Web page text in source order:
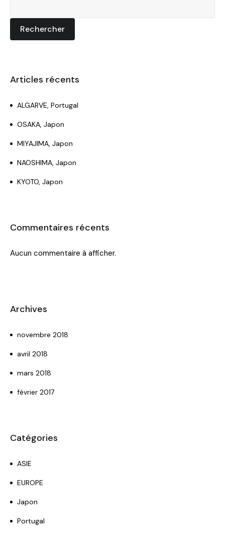
Rechercher
Articles récents
ALGARVE, Portugal
OSAKA, Japon
MIYAJIMA, Japon
NAOSHIMA, Japon
KYOTO, Japon
Commentaires récents
Aucun commentaire à afficher.
Archives
novembre 2018
avril 2018
mars 2018
février 2017
Catégories
ASIE
EUROPE
Japon
Portugal